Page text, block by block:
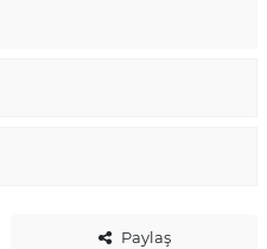
Paylaş